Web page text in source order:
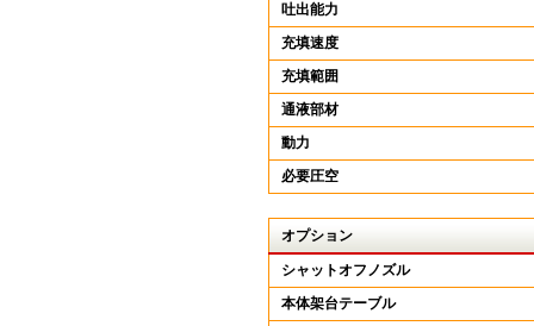
吐出能力
充填速度
充填範囲
通液部材
動力
必要圧空
オプション
シャットオフノズル
本体架台テーブル